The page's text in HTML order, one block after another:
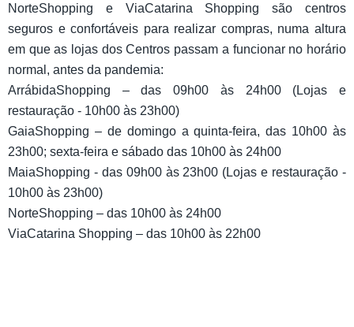
NorteShopping e ViaCatarina Shopping são centros
seguros e confortáveis para realizar compras, numa altura
em que as lojas dos Centros passam a funcionar no horário
normal, antes da pandemia:
ArrábidaShopping – das 09h00 às 24h00 (Lojas e
restauração - 10h00 às 23h00)
GaiaShopping – de domingo a quinta-feira, das 10h00 às
23h00; sexta-feira e sábado das 10h00 às 24h00
MaiaShopping - das 09h00 às 23h00 (Lojas e restauração -
10h00 às 23h00)
NorteShopping – das 10h00 às 24h00
ViaCatarina Shopping – das 10h00 às 22h00